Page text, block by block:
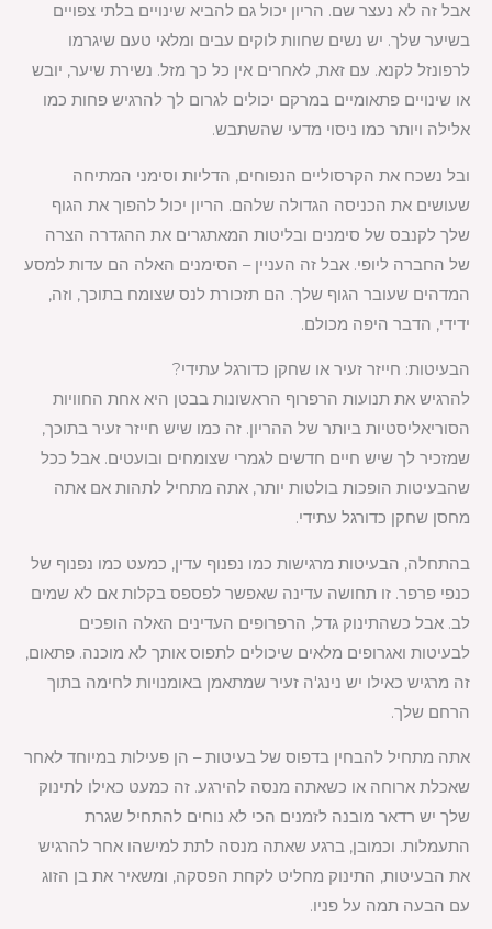
אבל זה לא נעצר שם. הריון יכול גם להביא שינויים בלתי צפויים
בשיער שלך. יש נשים שחוות לוקים עבים ומלאי טעם שיגרמו
לרפונזל לקנא. עם זאת, לאחרים אין כל כך מזל. נשירת שיער, יובש
או שינויים פתאומיים במרקם יכולים לגרום לך להרגיש פחות כמו
אלילה ויותר כמו ניסוי מדעי שהשתבש.
ובל נשכח את הקרסוליים הנפוחים, הדליות וסימני המתיחה
שעושים את הכניסה הגדולה שלהם. הריון יכול להפוך את הגוף
שלך לקנבס של סימנים ובליטות המאתגרים את ההגדרה הצרה
של החברה ליופי. אבל זה העניין – הסימנים האלה הם עדות למסע
המדהים שעובר הגוף שלך. הם תזכורת לנס שצומח בתוכך, וזה,
ידידי, הדבר היפה מכולם.
הבעיטות: חייזר זעיר או שחקן כדורגל עתידי?
להרגיש את תנועות הרפרוף הראשונות בבטן היא אחת החוויות
הסוריאליסטיות ביותר של ההריון. זה כמו שיש חייזר זעיר בתוכך,
שמזכיר לך שיש חיים חדשים לגמרי שצומחים ובועטים. אבל ככל
שהבעיטות הופכות בולטות יותר, אתה מתחיל לתהות אם אתה
מחסן שחקן כדורגל עתידי.
בהתחלה, הבעיטות מרגישות כמו נפנוף עדין, כמעט כמו נפנוף של
כנפי פרפר. זו תחושה עדינה שאפשר לפספס בקלות אם לא שמים
לב. אבל כשהתינוק גדל, הרפרופים העדינים האלה הופכים
לבעיטות ואגרופים מלאים שיכולים לתפוס אותך לא מוכנה. פתאום,
זה מרגיש כאילו יש נינג'ה זעיר שמתאמן באומנויות לחימה בתוך
הרחם שלך.
אתה מתחיל להבחין בדפוס של בעיטות – הן פעילות במיוחד לאחר
שאכלת ארוחה או כשאתה מנסה להירגע. זה כמעט כאילו לתינוק
שלך יש רדאר מובנה לזמנים הכי לא נוחים להתחיל שגרת
התעמלות. וכמובן, ברגע שאתה מנסה לתת למישהו אחר להרגיש
את הבעיטות, התינוק מחליט לקחת הפסקה, ומשאיר את בן הזוג
עם הבעה תמה על פניו.